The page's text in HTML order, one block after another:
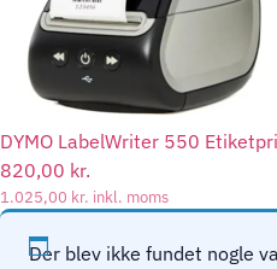
DYMO LabelWriter 550
820,00 kr.
1.025,00 kr. inkl. moms
Der blev ikke fundet nogle